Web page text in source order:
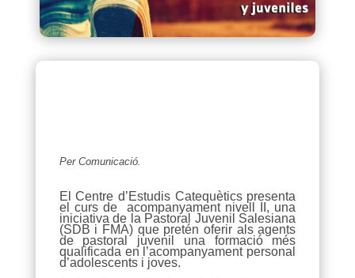
Per Comunicació.
El Centre d’Estudis Catequètics presenta
el curs de acompanyament nivell II, una
iniciativa de la Pastoral Juvenil Salesiana
(SDB i FMA) que pretén oferir als agents
de pastoral juvenil una formació més
qualificada en l’acompanyament personal
d’adolescents i joves.